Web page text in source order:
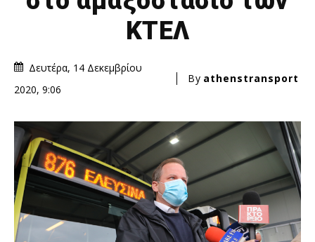
ΚΤΕΛ
Δευτέρα, 14 Δεκεμβρίου
2020, 9:06
By athenstransport